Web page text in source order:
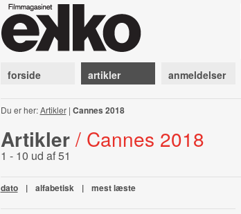
forside artikler anmeldelser
Du er her:Artikler| Cannes 2018
Artikler / Cannes 2018
1 - 10 ud af 51
dato | alfabetisk | mest læste